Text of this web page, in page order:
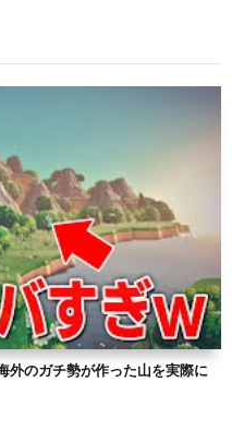
外のガチ勢が作った山を実際に